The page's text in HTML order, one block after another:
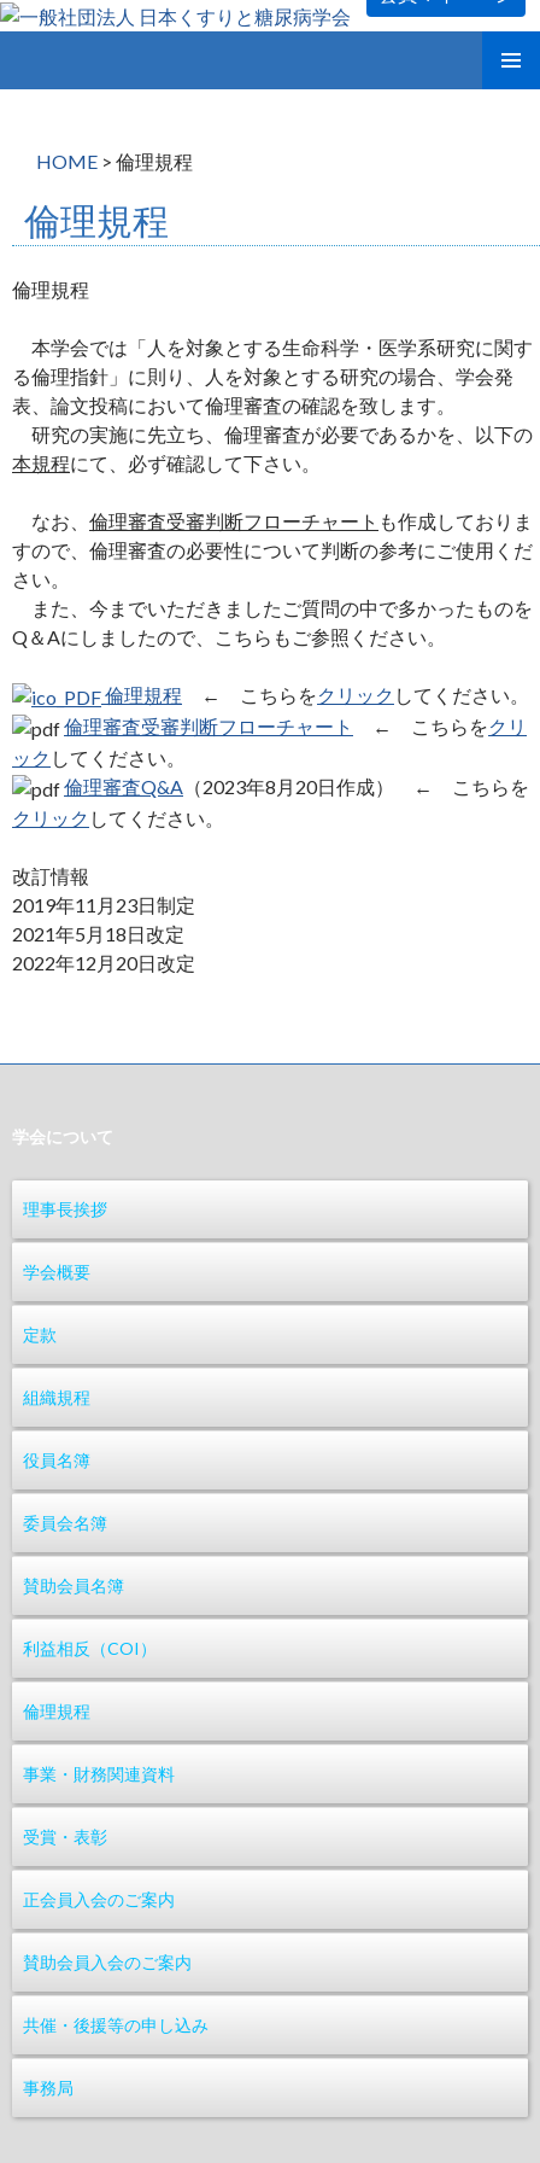
ッ
HOME > 倫理規程
倫理規程
倫理規程
本学会では「人を対象とする生命科学・医学系研究に関す
る倫理指針」に則り、人を対象とする研究の場合、学会発
表、論文投稿において倫理審査の確認を致します。
研究の実施に先立ち、倫理審査が必要であるかを、以下の
本規程にて、必ず確認して下さい。
なお、 倫理審査受審判断フローチャート も作成しておりま
すので、倫理審査の必要性について判断の参考にご使用くだ
さい。
また、今までいただきましたご質問の中で多かったものを
Q＆Aにしましたので、こちらもご参照ください。
倫理規程 ← こちらをクリック してください。
倫理審査受審判断フローチャート
← こちらをクリ
ック してください。
倫理審査Q&A （2023年8月20日作成） ← こちらを
クリック してください。
改訂情報
2019年11月23日制定
2021年5月18日改定
2022年12月20日改定
学会について
理事長挨拶
学会概要
定款
組織規程
役員名簿
委員会名簿
賛助会員名簿
利益相反（COI）
倫理規程
事業・財務関連資料
受賞・表彰
正会員入会のご案内
賛助会員入会のご案内
共催・後援等の申し込み
事務局